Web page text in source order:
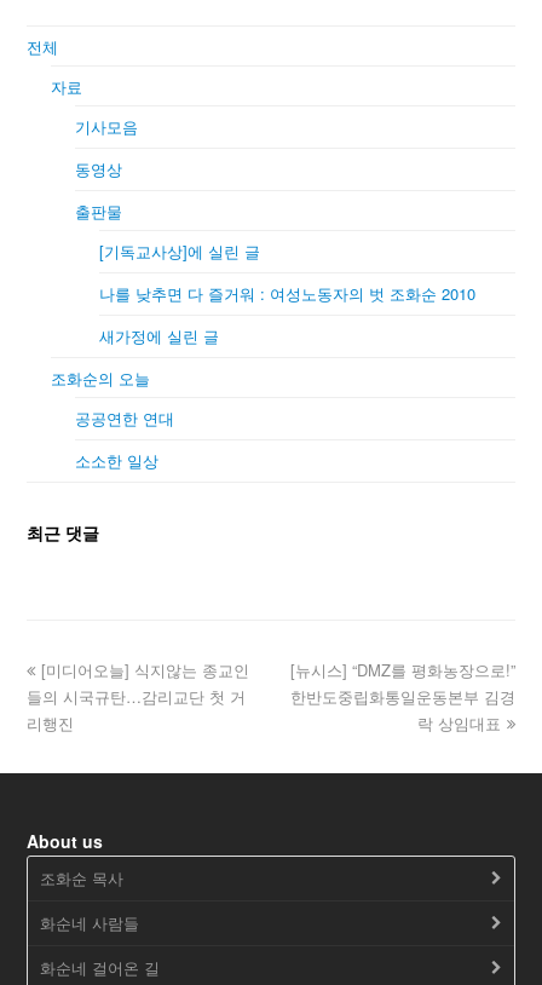
전체
자료
기사모음
동영상
출판물
[기독교사상]에 실린 글
나를 낮추면 다 즐거워 : 여성노동자의 벗 조화순 2010
새가정에 실린 글
조화순의 오늘
공공연한 연대
소소한 일상
최근 댓글
[뉴시스] “DMZ를 평화농장으로!”
한반도중립화통일운동본부 김경
락 상임대표
[미디어오늘] 식지않는 종교인
들의 시국규탄…감리교단 첫 거
리행진
About us
조화순 목사
화순네 사람들
화순네 걸어온 길